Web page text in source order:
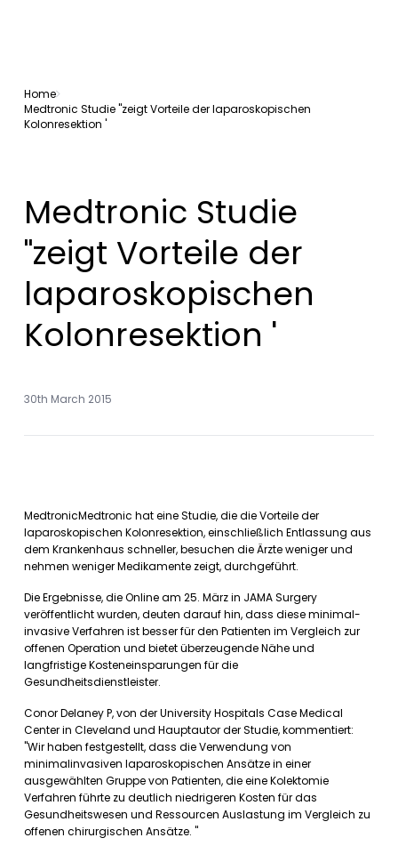
Home
Medtronic Studie "zeigt Vorteile der laparoskopischen
Kolonresektion '
Medtronic Studie
"zeigt Vorteile der
laparoskopischen
Kolonresektion '
30th March 2015
MedtronicMedtronic hat eine Studie, die die Vorteile der
laparoskopischen Kolonresektion, einschließlich Entlassung aus
dem Krankenhaus schneller, besuchen die Ärzte weniger und
nehmen weniger Medikamente zeigt, durchgeführt.
Die Ergebnisse, die Online am 25. März in JAMA Surgery
veröffentlicht wurden, deuten darauf hin, dass diese minimal-
invasive Verfahren ist besser für den Patienten im Vergleich zur
offenen Operation und bietet überzeugende Nähe und
langfristige Kosteneinsparungen für die
Gesundheitsdienstleister.
Conor Delaney P, von der University Hospitals Case Medical
Center in Cleveland und Hauptautor der Studie, kommentiert:
"Wir haben festgestellt, dass die Verwendung von
minimalinvasiven laparoskopischen Ansätze in einer
ausgewählten Gruppe von Patienten, die eine Kolektomie
Verfahren führte zu deutlich niedrigeren Kosten für das
Gesundheitswesen und Ressourcen Auslastung im Vergleich zu
offenen chirurgischen Ansätze. "